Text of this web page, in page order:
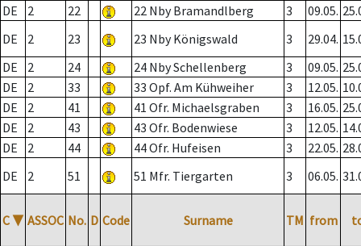
DE
2 22 22 Nby Bramandlberg 3 09.05.
DE
2 23 23 Nby Königswald 3 29.04.
DE
2 24 24 Nby Schellenberg 3 09.05.
DE
2 33 33 Opf. Am Kühweiher 3 12.05.
DE
2 41 41 Ofr. Michaelsgraben 3 16.05.
DE
2 43 43 Ofr. Bodenwiese 3 12.05.
DE
2 44 44 Ofr. Hufeisen 3 22.05.
DE
2 51 51 Mfr. Tiergarten 3 06.05.
C ▼ ASSOC No. D Code Surname TM from